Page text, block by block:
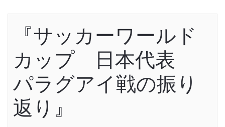
『サッカーワールド
カップ 日本代表
パラグアイ戦の振り
返り』